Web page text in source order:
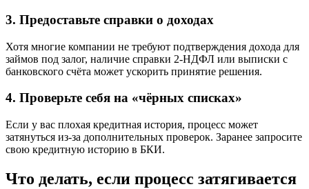
3. Предоставьте справки о доходах
Хотя многие компании не требуют подтверждения дохода для
займов под залог, наличие справки 2-НДФЛ или выписки с
банковского счёта может ускорить принятие решения.
4. Проверьте себя на «чёрных списках»
Если у вас плохая кредитная история, процесс может
затянуться из-за дополнительных проверок. Заранее запросите
свою кредитную историю в БКИ.
Что делать, если процесс затягивается